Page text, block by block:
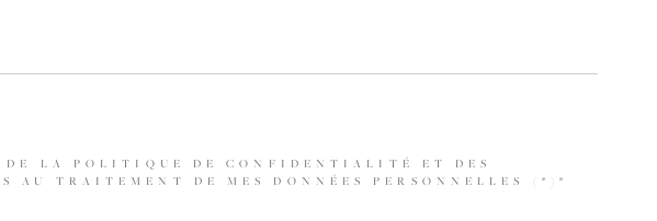
LA POLITIQUE DE CONFIDENTIALITÉ ET DES
AU TRAITEMENT DE MES DONNÉES PERSONNELLES (*)*